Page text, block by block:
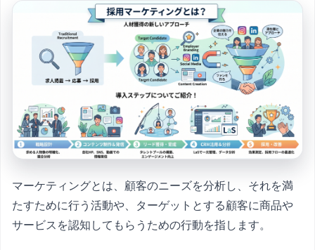
マーケティングとは、顧客のニーズを分析し、それを満
たすために行う活動や、ターゲットとする顧客に商品や
サービスを認知してもらうための行動を指します。